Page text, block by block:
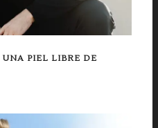
PIEL LIBRE DE